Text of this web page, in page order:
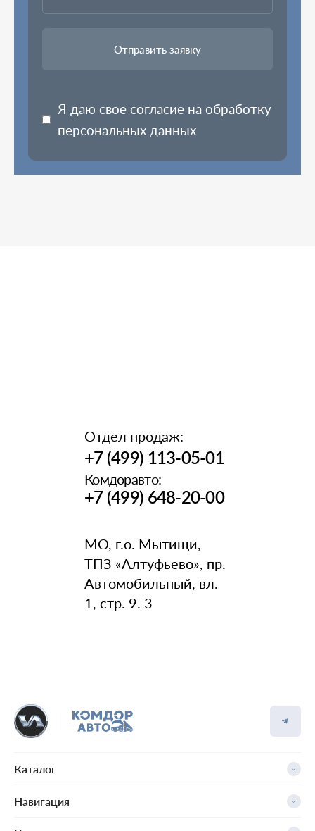
Я даю свое согласие на обработку
персональных данных
Отдел продаж:
+7 (499) 113-05-01
Комдоравто:
+7 (499) 648-20-00
МО, г.о. Мытищи,
ТПЗ «Алтуфьево», пр.
Автомобильный, вл.
1, стр. 9. 3
Каталог
Навигация